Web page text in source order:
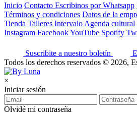
Inicio Contacto Escribinos por Whatsapp
Términos y condiciones Datos de la
Tienda Talleres Intervalo Agenda cultural
Instagram FacebookYouTube Spotify
Suscribite a nuestro boletín
Todos los derechos reservados © 2026,
×
Iniciar sesión
Olvidé mi contraseña